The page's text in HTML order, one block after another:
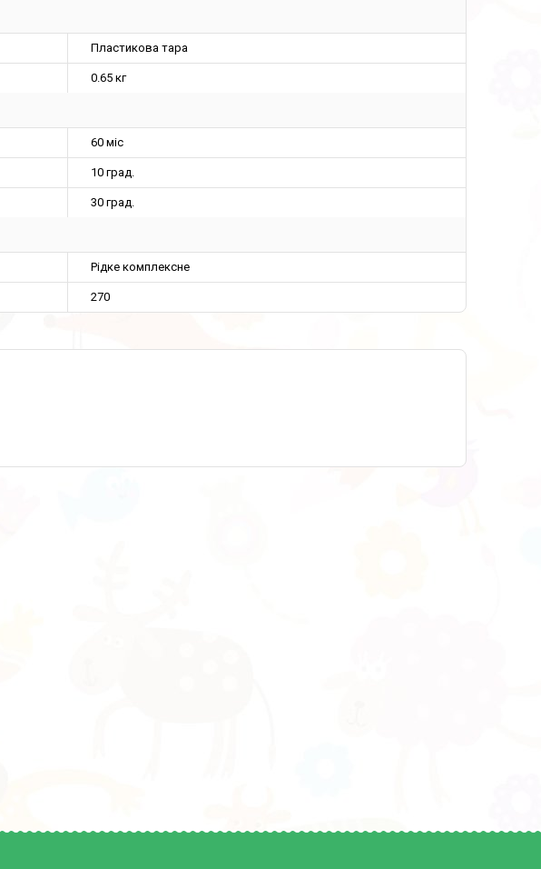
Пластикова тара
0.65 кг
60 міс
10 град.
30 град.
Рідке комплексне
270